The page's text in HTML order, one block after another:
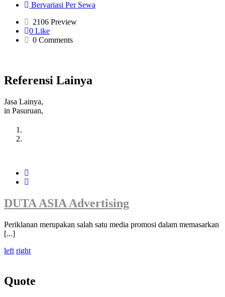
Bervariasi Per Sewa
2106 Preview
0 Like
0 Comments
Referensi Lainya
Jasa Lainya,
in Pasuruan,
DUTA ASIA Advertising
Periklanan merupakan salah satu media promosi dalam memasarkan
[...]
left right
Quote